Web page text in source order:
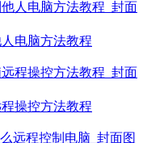
电脑方法教程
操控方法教程